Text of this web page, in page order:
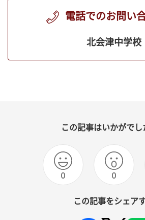
電話でのお問い
北会津中学校
この記事はいかがでし
0 0
この記事をシェア